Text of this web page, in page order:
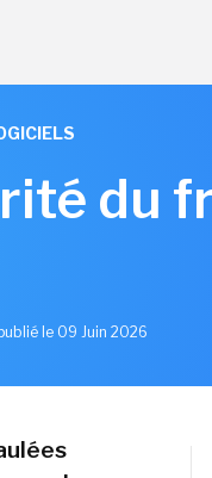
du
le 09 Juin 2026